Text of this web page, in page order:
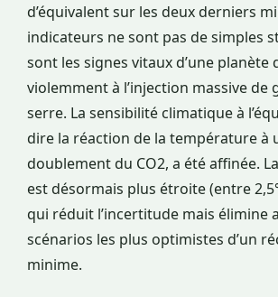
d’équivalent sur les deux derniers
indicateurs ne sont pas de simples
sont les signes vitaux d’une planète
violemment à l’injection massive de
serre. La sensibilité climatique à
dire la réaction de la température à
doublement du CO2, a été affinée.
est désormais plus étroite (entre
qui réduit l’incertitude mais élimine
scénarios les plus optimistes d’un
minime.